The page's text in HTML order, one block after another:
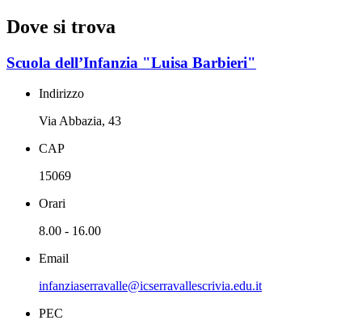
Dove si trova
Scuola dell’Infanzia "Luisa Barbieri"
Indirizzo
Via Abbazia, 43
CAP
15069
Orari
8.00 - 16.00
Email
infanziaserravalle@icserravallescrivia.edu.it
PEC